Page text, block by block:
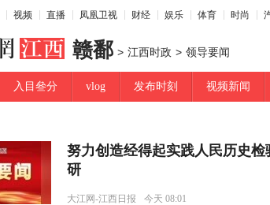
视频 直播 凤凰卫视 财经 娱乐 体育 时尚
赣鄱 > 江西时政 > 领导要闻
入目叄分 vlog 发布时刻 视频新闻
努力创造经得起实践人民历史
研
大江网-江西日报 今天 08:01